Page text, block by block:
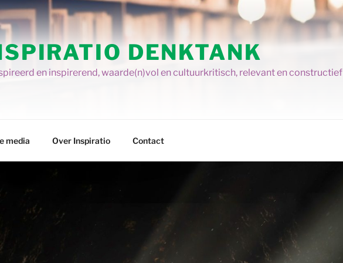
DENKTANK
en inspirerend, waarde(n)vol en cultuurkritisch, relevant en constructief
media Over Inspiratio Contact